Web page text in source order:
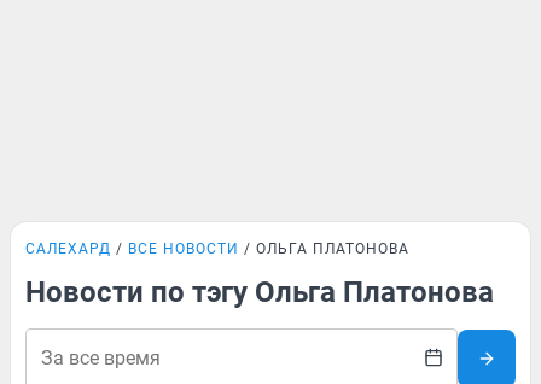
САЛЕХАРД ВСЕ НОВОСТИ ОЛЬГА ПЛАТОНОВА
Новости по тэгу Ольга Платонова